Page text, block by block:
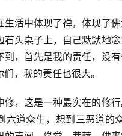
生活中体现了禅，体现了
石头桌子上，自己默默地
到，首先是我的责任，没
，我的责任也很大。
，这是一种最实在的修
六道众生，想到三恶道的